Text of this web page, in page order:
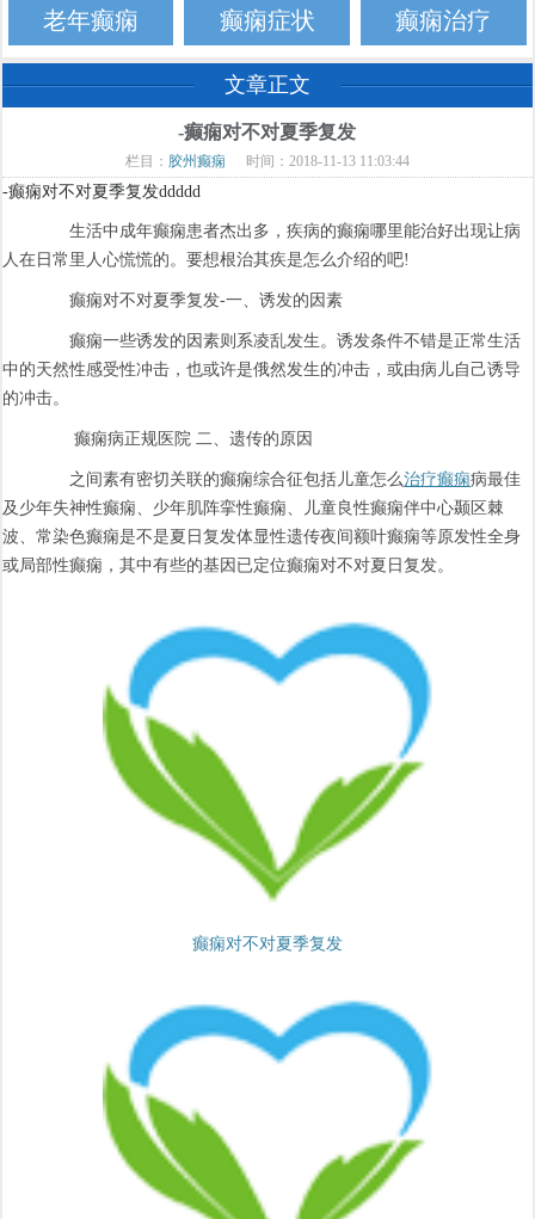
老年癫痫 癫痫症状 癫痫治疗
文章正文
-癫痫对不对夏季复发
栏目： 胶州癫痫 时间：2018-11-13 11:03:44
-癫痫对不对夏季复发ddddd
生活中成年癫痫患者杰出多，疾病的癫痫哪里能治好出现让病
人在日常里人心慌慌的。要想根治其疾是怎么介绍的吧!
癫痫对不对夏季复发-一、诱发的因素
癫痫一些诱发的因素则系凌乱发生。诱发条件不错是正常生活
中的天然性感受性冲击，也或许是俄然发生的冲击，或由病儿自己诱导
的冲击。
癫痫病正规医院 二、遗传的原因
之间素有密切关联的癫痫综合征包括儿童怎么治疗癫痫病最佳
及少年失神性癫痫、少年肌阵挛性癫痫、儿童良性癫痫伴中心颞区棘
波、常染色癫痫是不是夏日复发体显性遗传夜间额叶癫痫等原发性全身
或局部性癫痫，其中有些的基因已定位癫痫对不对夏日复发。
癫痫对不对夏季复发